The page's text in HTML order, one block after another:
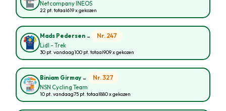
Netcompany INEOS
22 pt. totaal619 x gekozen
Mads Pedersen - Nr. 247
Lidl - Trek
30 pt. vandaag100 pt. totaal909 x gekozen
Biniam Girmay - Nr. 327
NSN Cycling Team
10 pt. vandaag75 pt. totaal880 x gekozen